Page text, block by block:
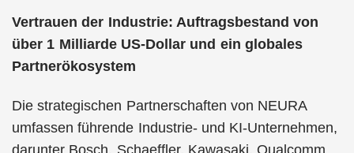
Vertrauen der Industrie: Auftragsbestand von
über 1 Milliarde US-Dollar und ein globales
Partnerökosystem
Die strategischen Partnerschaften von NEURA
umfassen führende Industrie- und KI-Unternehmen,
darunter Bosch, Schaeffler, Kawasaki, Qualcomm